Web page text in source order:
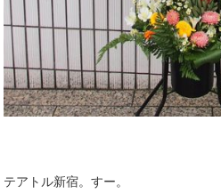
テアトル新宿。すー。